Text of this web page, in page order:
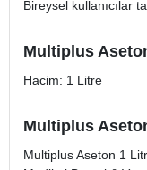
Bireysel kullanıcılar
Multiplus
Hacim: 1 Litre
Multiplus
Multiplus Aseton 1